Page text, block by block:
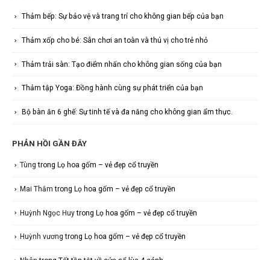
Thảm bếp: Sự bảo vệ và trang trí cho không gian bếp của bạn
Thảm xốp cho bé: Sân chơi an toàn và thú vị cho trẻ nhỏ
Thảm trải sàn: Tạo điểm nhấn cho không gian sống của bạn
Thảm tập Yoga: Đồng hành cùng sự phát triển của bạn
Bộ bàn ăn 6 ghế: Sự tinh tế và đa năng cho không gian ẩm thực.
PHẢN HỒI GẦN ĐÂY
Tùng trong Lọ hoa gốm – vẻ đẹp cổ truyền
Mai Thắm trong Lọ hoa gốm – vẻ đẹp cổ truyền
Huỳnh Ngọc Huytrong Lọ hoa gốm – vẻ đẹp cổ truyền
Huỳnh vương trong Lọ hoa gốm – vẻ đẹp cổ truyền